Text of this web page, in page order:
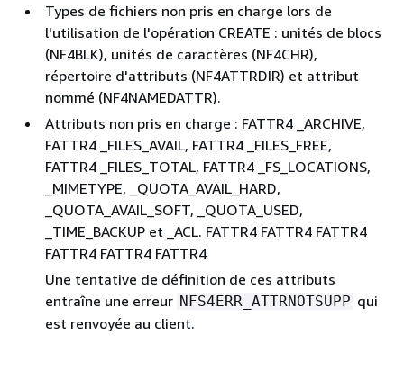
Types de fichiers non pris en charge lors de
l'utilisation de l'opération CREATE : unités de blocs
(NF4BLK), unités de caractères (NF4CHR),
répertoire d'attributs (NF4ATTRDIR) et attribut
nommé (NF4NAMEDATTR).
Attributs non pris en charge : FATTR4 _ARCHIVE,
FATTR4 _FILES_AVAIL, FATTR4 _FILES_FREE,
FATTR4 _FILES_TOTAL, FATTR4 _FS_LOCATIONS,
_MIMETYPE, _QUOTA_AVAIL_HARD,
_QUOTA_AVAIL_SOFT, _QUOTA_USED,
_TIME_BACKUP et _ACL. FATTR4 FATTR4 FATTR4
FATTR4 FATTR4 FATTR4
Une tentative de définition de ces attributs
entraîne une erreur NFS4ERR_ATTRNOTSUPP qui
est renvoyée au client.